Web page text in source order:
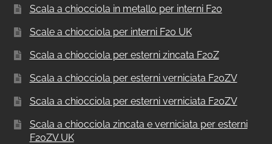
Scala a chiocciola in metallo per interni F20
Scale a chiocciola per interni F20 UK
Scala a chiocciola per esterni zincata F20Z
Scala a chiocciola per esterni verniciata F20ZV
Scala a chiocciola per esterni verniciata F20ZV
Scala a chiocciola zincata e verniciata per esterni
F20ZV UK